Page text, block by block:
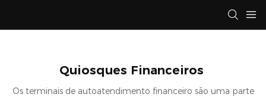
Quiosques Financeiros
Os terminais de autoatendimento financeiro são uma parte